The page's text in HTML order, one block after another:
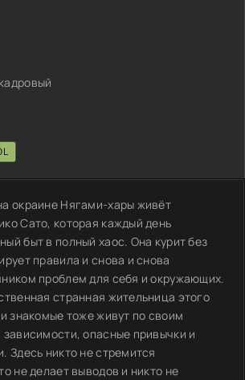
окраине Нягами-хары живёт
Сато, которая каждый день
быт в полный хаос. Она курит без
правила и снова и снова
проблем для себя и окружающих.
странная жительница этого
знакомые тоже живут по своим
опасные привычки и
Здесь никто не стремится
не делает выводов и никто не